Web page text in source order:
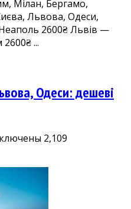
Мілан, Бергамо,
Львова, Одеси,
2600₴ Львів —
...
Одеси: дешеві
2,109